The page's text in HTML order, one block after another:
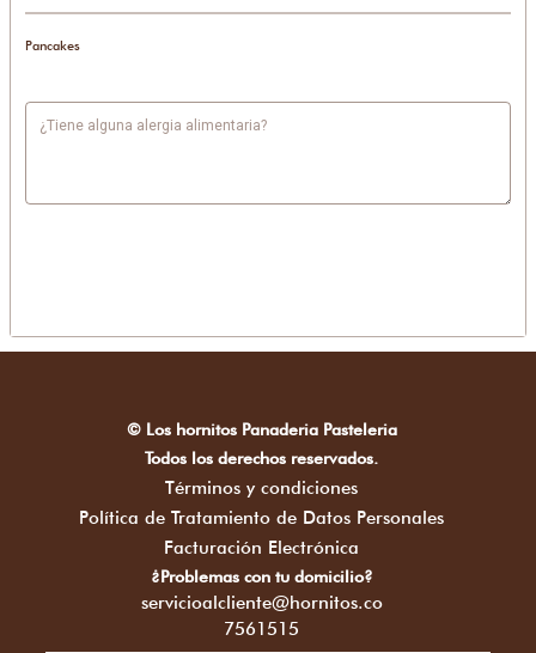
Pancakes
¿Tiene alguna alergia alimentaria?
© Los hornitos Panaderia Pasteleria
Todos los derechos reservados.
Términos y condiciones
Política de Tratamiento de Datos Personales
Facturación Electrónica
¿Problemas con tu domicilio?
servicioalcliente@hornitos.co
7561515